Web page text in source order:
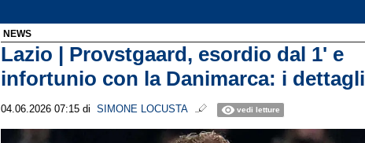
NEWS
Lazio | Provstgaard, esordio dal 1' e
infortunio con la Danimarca: i dettagli
04.06.2026 07:15 di SIMONE LOCUSTA vedi letture